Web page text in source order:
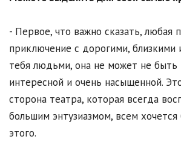
- Первое, что важно сказать, любая
приключение с дорогими,
тебя людьми, она не может не быть
интересной и очень насыщенной.
сторона театра, которая всегда
большим энтузиазмом, всем
этого.